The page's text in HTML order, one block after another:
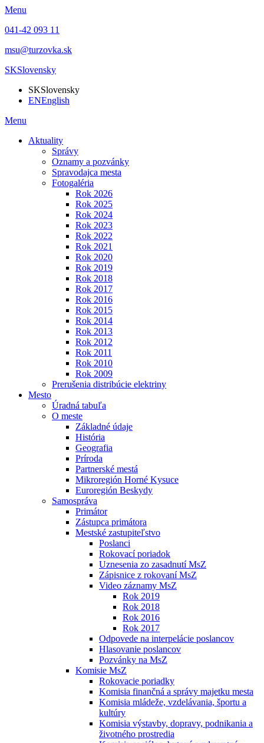
Menu
041-42 093 11
msu@turzovka.sk
SKSlovensky
SKSlovensky
ENEnglish
Menu
Aktuality
Správy
Oznamy a pozvánky
Spravodajca mesta
Fotogaléria
Rok 2026
Rok 2025
Rok 2024
Rok 2023
Rok 2022
Rok 2021
Rok 2020
Rok 2019
Rok 2018
Rok 2017
Rok 2016
Rok 2015
Rok 2014
Rok 2013
Rok 2012
Rok 2011
Rok 2010
Rok 2009
Prerušenia distribúcie elektriny
Mesto
Úradná tabuľa
O meste
Základné údaje
História
Geografia
Príroda
Partnerské mestá
Mikroregión Horné Kysuce
Euroregión Beskydy
Samospráva
Primátor
Zástupca primátora
Mestské zastupiteľstvo
Poslanci
Rokovací poriadok
Uznesenia zo zasadnutí MsZ
Zápisnice z rokovaní MsZ
Video záznamy MsZ
Rok 2019
Rok 2018
Rok 2016
Rok 2017
Odpovede na interpelácie poslancov
Hlasovanie poslancov
Pozvánky na MsZ
Komisie MsZ
Rokovacie poriadky
Komisia finančná a správy majetku mesta
Komisia mládeže, vzdelávania, športu a
kultúry
Komisia výstavby, dopravy, podnikania a
životného prostredia